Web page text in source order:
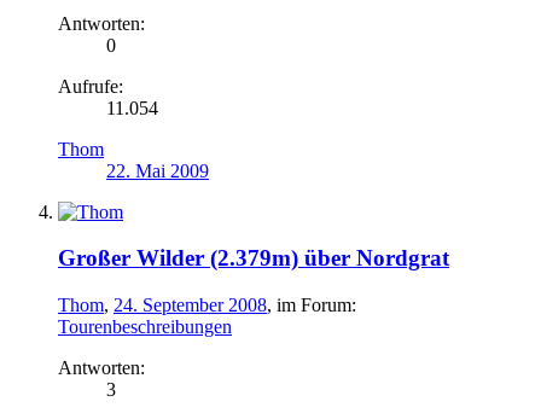
Antworten:
0
Aufrufe:
11.054
Thom
22. Mai 2009
Großer Wilder (2.379m) über Nordgrat
Thom, 24. September 2008, im Forum:
Tourenbeschreibungen
Antworten:
3